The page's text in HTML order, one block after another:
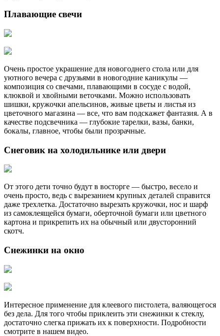
Плавающие свечи
Очень простое украшение для новогоднего стола или для
уютного вечера с друзьями в новогодние каникулы —
композиция со свечами, плавающими в сосуде с водой,
клюквой и хвойными веточками. Можно использовать
шишки, кружочки апельсинов, живые цветы и листья из
цветочного магазина — все, что вам подскажет фантазия. А в
качестве подсвечника — глубокие тарелки, вазы, банки,
бокалы, главное, чтобы были прозрачные.
Cнеговик на холодильнике или двери
От этого дети точно будут в восторге — быстро, весело и
очень просто, ведь с вырезанием крупных деталей справится
даже трехлетка. Достаточно вырезать кружочки, нос и шарф
из самоклеящейся бумаги, оберточной бумаги или цветного
картона и прикрепить их на обычный или двусторонний
скотч.
Снежинки на окно
Интересное применение для клеевого пистолета, валяющегося
без дела. Для того чтобы приклеить эти снежинки к стеклу,
достаточно слегка прижать их к поверхности. Подробности
смотрите в нашем видео.